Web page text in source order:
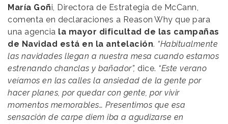
María Goñi, Directora de Estrategia de McCann,
comenta en declaraciones a Reason Why que para
una agencia la mayor dificultad de las campañas
de Navidad está en la antelación. “Habitualmente
las navidades llegan a nuestra mesa cuando estamos
estrenando chanclas y bañador”, dice. “Este verano
veíamos en las calles la ansiedad de la gente por
hacer planes, por quedar con gente, por vivir
momentos memorables… Presentimos que esa
sensación de carpe diem iba a agudizarse en